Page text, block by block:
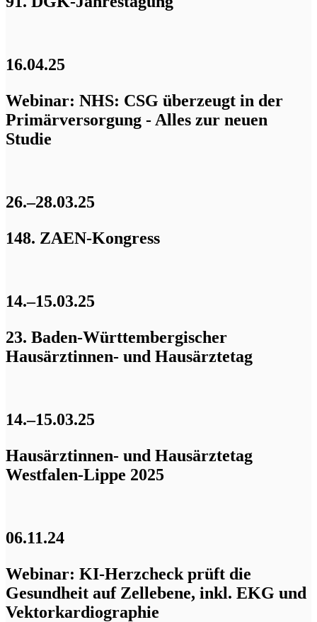
16.04.25
Webinar: NHS: CSG überzeugt in der
Primärversorgung - Alles zur neuen
Studie
26.–28.03.25
148. ZAEN-Kongress
14.–15.03.25
23. Baden-Württembergischer
Hausärztinnen- und Hausärztetag
14.–15.03.25
Hausärztinnen- und Hausärztetag
Westfalen-Lippe 2025
06.11.24
Webinar: KI-Herzcheck prüft die
Gesundheit auf Zellebene, inkl. EKG und
Vektorkardiographie